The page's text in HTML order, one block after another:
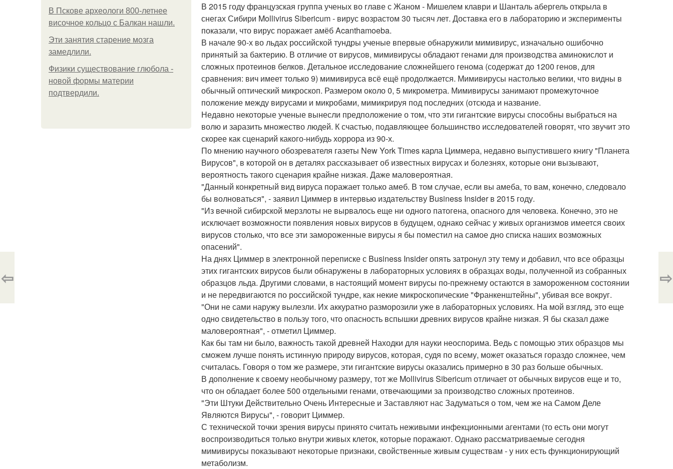
В Пскове археологи 800-летнее
височное кольцо с Балкан нашли.
Эти занятия старение мозга
замедлили.
Физики существование глюбола -
новой формы материи
подтвердили.
В 2015 году французская группа ученых во главе с Жаном - Мишелем клаври и Шанталь абергель открыла в
снегах Сибири Mollivirus Sibericum - вирус возрастом 30 тысяч лет. Доставка его в лабораторию и эксперименты
показали, что вирус поражает амёб Acanthamoeba.
В начале 90-х во льдах российской тундры ученые впервые обнаружили мимивирус, изначально ошибочно
принятый за бактерию. В отличие от вирусов, мимивирусы обладают генами для производства аминокислот и
сложных протеинов белков. Детальное исследование сложнейшего генома (содержат до 1200 генов, для
сравнения: вич имеет только 9) мимивируса всё ещё продолжается. Мимивирусы настолько велики, что видны в
обычный оптический микроскоп. Размером около 0, 5 микрометра. Мимивирусы занимают промежуточное
положение между вирусами и микробами, мимикрируя под последних (отсюда и название.
Недавно некоторые ученые вынесли предположение о том, что эти гигантские вирусы способны выбраться на
волю и заразить множество людей. К счастью, подавляющее большинство исследователей говорят, что звучит это
скорее как сценарий какого-нибудь хоррора из 90-х.
По мнению научного обозревателя газеты New York Times карла Циммера, недавно выпустившего книгу "Планета
Вирусов", в которой он в деталях рассказывает об известных вирусах и болезнях, которые они вызывают,
вероятность такого сценария крайне низкая. Даже маловероятная.
"Данный конкретный вид вируса поражает только амеб. В том случае, если вы амеба, то вам, конечно, следовало
бы волноваться", - заявил Циммер в интервью издательству Business Insider в 2015 году.
"Из вечной сибирской мерзлоты не вырвалось еще ни одного патогена, опасного для человека. Конечно, это не
исключает возможности появления новых вирусов в будущем, однако сейчас у живых организмов имеется своих
вирусов столько, что все эти замороженные вирусы я бы поместил на самое дно списка наших возможных
опасений".
На днях Циммер в электронной переписке с Business Insider опять затронул эту тему и добавил, что все образцы
этих гигантских вирусов были обнаружены в лабораторных условиях в образцах воды, полученной из собранных
образцов льда. Другими словами, в настоящий момент вирусы по-прежнему остаются в замороженном состоянии
и не передвигаются по российской тундре, как некие микроскопические "Франкенштейны", убивая все вокруг.
"Они не сами наружу вылезли. Их аккуратно разморозили уже в лабораторных условиях. На мой взгляд, это еще
одно свидетельство в пользу того, что опасность вспышки древних вирусов крайне низкая. Я бы сказал даже
маловероятная", - отметил Циммер.
Как бы там ни было, важность такой древней Находки для науки неоспорима. Ведь с помощью этих образцов мы
сможем лучше понять истинную природу вирусов, которая, судя по всему, может оказаться гораздо сложнее, чем
считалась. Говоря о том же размере, эти гигантские вирусы оказались примерно в 30 раз больше обычных.
В дополнение к своему необычному размеру, тот же Mollivirus Sibericum отличает от обычных вирусов еще и то,
что он обладает более 500 отдельными генами, отвечающими за производство сложных протеинов.
"Эти Штуки Действительно Очень Интересные и Заставляют нас Задуматься о том, чем же на Самом Деле
Являются Вирусы", - говорит Циммер.
С технической точки зрения вирусы принято считать неживыми инфекционными агентами (то есть они могут
воспроизводиться только внутри живых клеток, которые поражают. Однако рассматриваемые сегодня
мимивирусы показывают некоторые признаки, свойственные живым существам - у них есть функционирующий
метаболизм.
⇦ ⇨